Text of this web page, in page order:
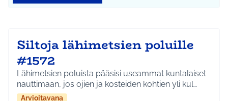
Siltoja lähimetsien poluille
#1572
Lähimetsien poluista pääsisi useammat kuntalaiset
nauttimaan, jos ojien ja kosteiden kohtien yli kul…
Arvioitavana